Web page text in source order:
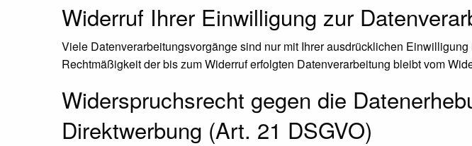
Widerruf Ihrer Einwilligung zur
Viele Datenverarbeitungsvorgänge sind nur mit Ihrer ausdrücklichen
Rechtmäßigkeit der bis zum Widerruf erfolgten Datenverarbeitung bleibt vom
Widerspruchsrecht gegen die
Direktwerbung (Art. 21 DSGVO)